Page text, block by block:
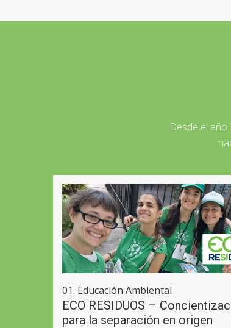
Desde el
01. Educación Ambiental
ECO RESIDUOS –
para la separación en origen